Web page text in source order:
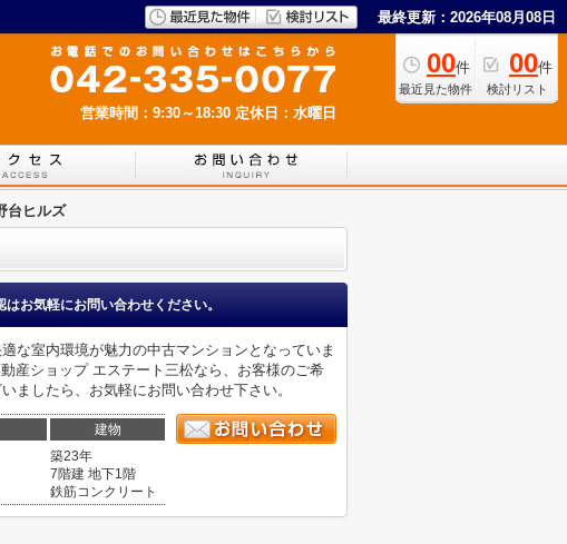
最終更新：2026年08月08日
00件
最近見た物件
00件
検討リスト
営業時間：9:30～18:30 定休日：水曜日
台ヒルズ
はお気軽にお問い合わせください。
な室内環境が魅力の中古マンションとなっていま
産ショップ エステート三松なら、お客様のご希
ましたら、お気軽にお問い合わせ下さい。
建物
築23年
7階建 地下1階
鉄筋コンクリート